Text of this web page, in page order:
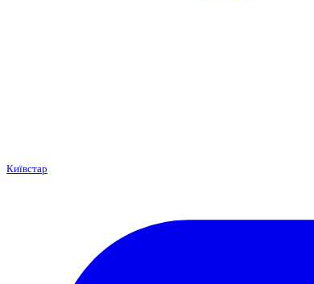
Київстар